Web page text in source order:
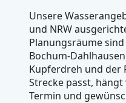
Unsere
und NRW
Planungsräume
Bochum-
Kupferdreh und der
Strecke passt,
Termin und